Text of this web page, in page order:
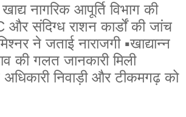
नागरिक आपूर्ति विभाग की
और संदिग्ध राशन कार्डों की जांच
ने जताई नाराजगी ▪️खाद्यान्न
की गलत जानकारी मिली
निवाड़ी और टीकमगढ़ को